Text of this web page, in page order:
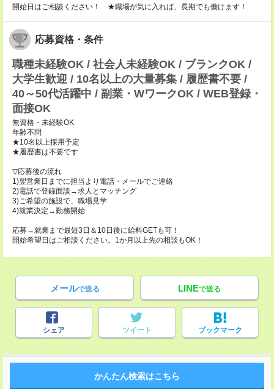
開始日はご相談ください！ ★職場が気に入れば、長期でも働けます！
応募資格・条件
職種未経験OK / 社会人未経験OK / ブランクOK /
大学生歓迎 / 10名以上の大量募集 / 履歴書不要 /
40～50代活躍中 / 副業・WワークOK / WEB登録・
面接OK
無資格・未経験OK
年齢不問
★10名以上採用予定
★履歴書は不要です
▽応募後の流れ
1)翌営業日までに担当より電話・メールでご連絡
2)電話で登録面談→求人とマッチング
3)ご希望の施設で、職場見学
4)就業決定→勤務開始
応募→就業まで最短3日＆10日後に給料GETも可！
開始希望日はご相談ください。1か月以上先の相談もOK！
メールで送る LINEで送る
シェア ツイート ブックマーク
かんたん検索はこちら